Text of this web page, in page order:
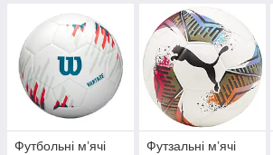
Футбольні мʼячі Футзальні мʼячі